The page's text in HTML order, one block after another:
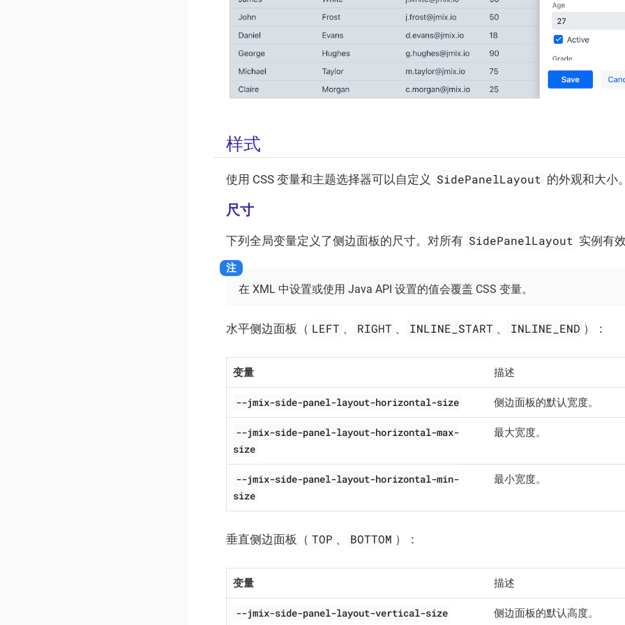
样式
使用 CSS 变量和主题选择器可以自定义 SidePanelLayout 的外观和大小
尺寸
下列全局变量定义了侧边面板的尺寸。对所有 SidePanelLayout 实例有
在 XML 中设置或使用 Java API 设置的值会覆盖 CSS 变量。
水平侧边面板（ LEFT 、 RIGHT 、 INLINE_START 、 INLINE_END ）：
变量 描述
--jmix-side-panel-layout-horizontal-size 侧边面板的默认宽度。
--jmix-side-panel-layout-horizontal-max-
size
最大宽度。
--jmix-side-panel-layout-horizontal-min-
size
最小宽度。
垂直侧边面板（ TOP 、 BOTTOM ）：
变量 描述
--jmix-side-panel-layout-vertical-size 侧边面板的默认高度。